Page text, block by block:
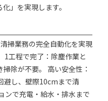
」を実現します。
掃業務の完全自動化を実現
1工程で完了：除塵作業と
除が不要。 高い安全性：
避し、壁際10cmまで清
ンで充電・給水・排水まで